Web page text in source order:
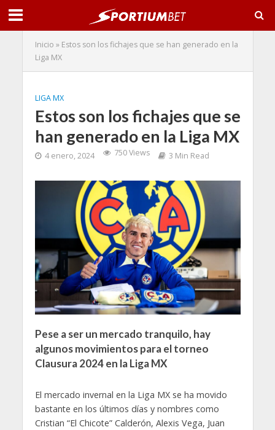
Inicio » Estos son los fichajes que se han generado en la
Liga MX
LIGA MX
Estos son los fichajes que se
han generado en la Liga MX
4 enero, 2024 750 Views 3 Min Read
Pese a ser un mercado tranquilo, hay
algunos movimientos para el torneo
Clausura 2024 en la Liga MX
El mercado invernal en la Liga MX se ha movido
bastante en los últimos días y nombres como
Cristian “El Chicote” Calderón, Alexis Vega, Juan